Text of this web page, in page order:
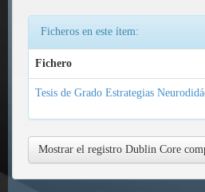
Ficheros en este ítem:
Fichero
Tesis de Grado Estrategias
Mostrar el registro Dublin Core